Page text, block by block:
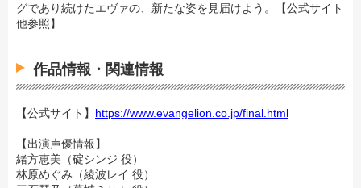
グであり続けたエヴァの、新たな姿を見届けよう。【公式サイト
他参照】
作品情報・関連情報
【公式サイト】 https://www.evangelion.co.jp/final.html
【出演声優情報】
緒方恵美（碇シンジ 役）
林原めぐみ（綾波レイ 役）